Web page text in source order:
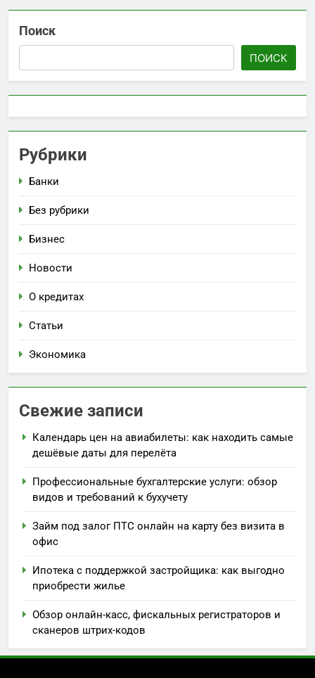
Поиск
ПОИСК
Рубрики
Банки
Без рубрики
Бизнес
Новости
О кредитах
Статьи
Экономика
Свежие записи
Календарь цен на авиабилеты: как находить самые
дешёвые даты для перелёта
Профессиональные бухгалтерские услуги: обзор
видов и требований к бухучету
Займ под залог ПТС онлайн на карту без визита в
офис
Ипотека с поддержкой застройщика: как выгодно
приобрести жилье
Обзор онлайн-касс, фискальных регистраторов и
сканеров штрих-кодов